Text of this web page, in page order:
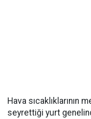
Hava sıcaklıklarının
seyrettiği yurt